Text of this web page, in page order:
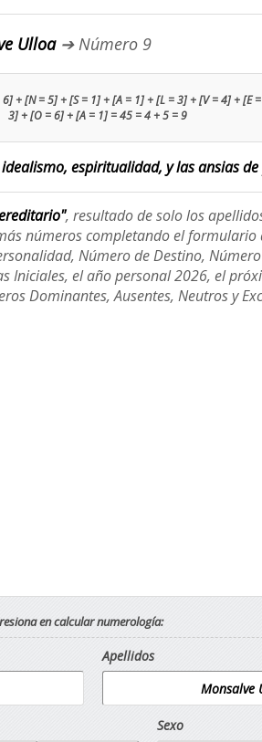
Ulloa➔ Número 9
+ [N = 5] + [S = 1] + [A = 1] + [L = 3] + [V = 4] + [E
3] + [O = 6] + [A = 1] = 45 = 4 + 5 = 9
espiritualidad, y las ansias de
, resultado de solo los
números completando el formulario
Número de Destino,
Iniciales, el año personal 2026, el
Dominantes, Ausentes, Neutros y
en calcular numerología:
Apellidos
Sexo